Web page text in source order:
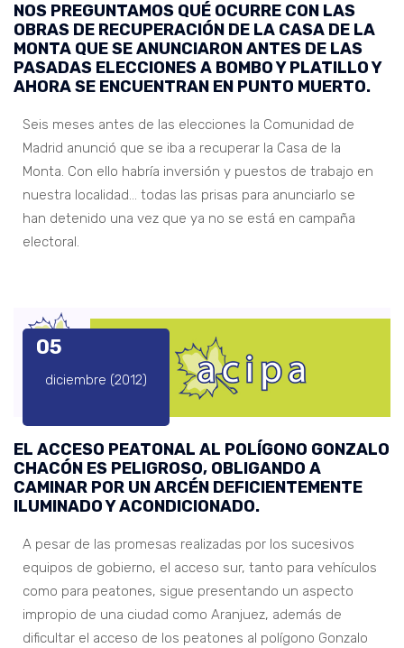
NOS PREGUNTAMOS QUÉ OCURRE CON LAS
OBRAS DE RECUPERACIÓN DE LA CASA DE LA
MONTA QUE SE ANUNCIARON ANTES DE LAS
PASADAS ELECCIONES A BOMBO Y PLATILLO Y
AHORA SE ENCUENTRAN EN PUNTO MUERTO.
Seis meses antes de las elecciones la Comunidad de
Madrid anunció que se iba a recuperar la Casa de la
Monta. Con ello habría inversión y puestos de trabajo en
nuestra localidad… todas las prisas para anunciarlo se
han detenido una vez que ya no se está en campaña
electoral.
05
diciembre (2012)
EL ACCESO PEATONAL AL POLÍGONO GONZALO
CHACÓN ES PELIGROSO, OBLIGANDO A
CAMINAR POR UN ARCÉN DEFICIENTEMENTE
ILUMINADO Y ACONDICIONADO.
A pesar de las promesas realizadas por los sucesivos
equipos de gobierno, el acceso sur, tanto para vehículos
como para peatones, sigue presentando un aspecto
impropio de una ciudad como Aranjuez, además de
dificultar el acceso de los peatones al polígono Gonzalo